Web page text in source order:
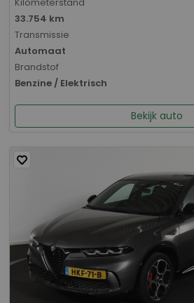
33.754 km
Transmissie
Automaat
Brandstof
Benzine / Elektrisch
Bekijk auto